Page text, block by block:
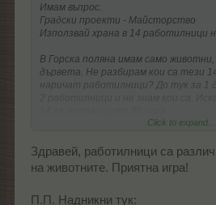
Имам въпрос.
Градски проекти - Майсторство
Използвай храна в 14 работилници
В Горска поляна имам само
дървета. Не разбирам кои са тези
наричат работилници? До тук за 1
Може ли малко помощ да сеClick to expand...
Здравей, работилници са
на животните. Приятна игра!
П.П. Надникни тук: